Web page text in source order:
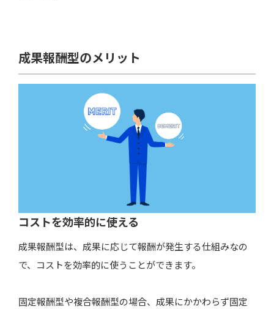
成果報酬型のメリット
コストを効率的に使える
成果報酬型は、成果に応じて報酬が発生する仕組みなの
で、コストを効率的に使うことができます。
固定報酬型や複合報酬型の場合、成果にかかわらず固定